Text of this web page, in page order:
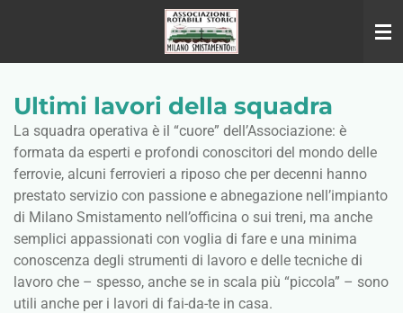
contenuto
Ultimi lavori della squadra
La squadra operativa è il “cuore” dell’Associazione: è
formata da esperti e profondi conoscitori del mondo delle
ferrovie, alcuni ferrovieri a riposo che per decenni hanno
prestato servizio con passione e abnegazione nell’impianto
di Milano Smistamento nell’officina o sui treni, ma anche
semplici appassionati con voglia di fare e una minima
conoscenza degli strumenti di lavoro e delle tecniche di
lavoro che – spesso, anche se in scala più “piccola” – sono
utili anche per i lavori di fai-da-te in casa.